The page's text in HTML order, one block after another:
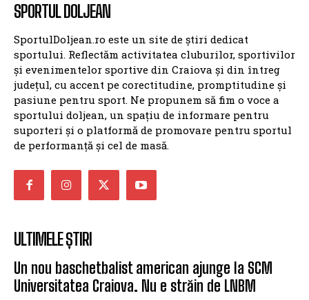
SPORTUL DOLJEAN
SportulDoljean.ro este un site de știri dedicat
sportului. Reflectăm activitatea cluburilor, sportivilor
și evenimentelor sportive din Craiova și din întreg
județul, cu accent pe corectitudine, promptitudine și
pasiune pentru sport. Ne propunem să fim o voce a
sportului doljean, un spațiu de informare pentru
suporteri și o platformă de promovare pentru sportul
de performanță și cel de masă.
ULTIMELE ȘTIRI
Un nou baschetbalist american ajunge la SCM
Universitatea Craiova. Nu e străin de LNBM